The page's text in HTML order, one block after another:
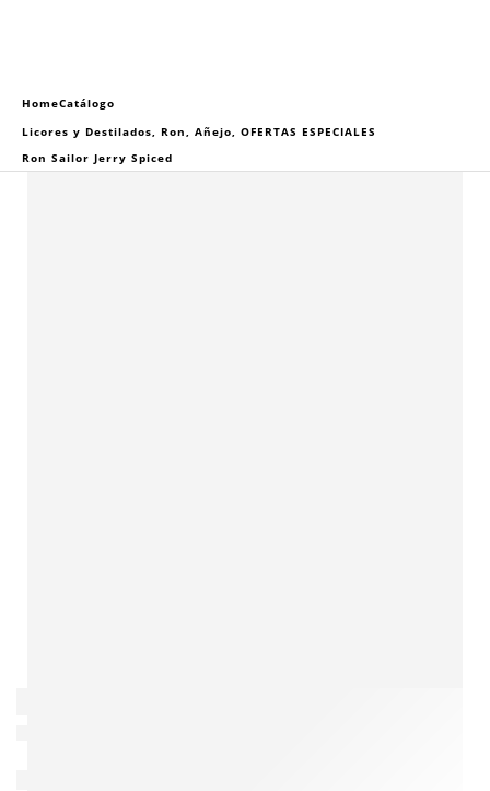
HomeCatálogo
Licores y Destilados, Ron, Añejo, OFERTAS ESPECIALES
Ron Sailor Jerry Spiced